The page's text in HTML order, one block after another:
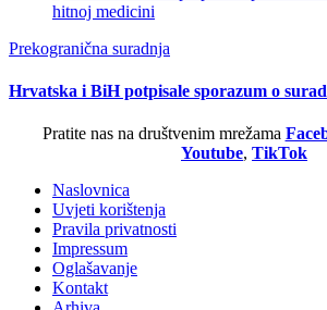
Prekogranična suradnja
Hrvatska i BiH potpisale sporazum o
Pratite nas na društvenim mrežama
Youtube, TikTok
Naslovnica
Uvjeti korištenja
Pravila privatnosti
Impressum
Oglašavanje
Kontakt